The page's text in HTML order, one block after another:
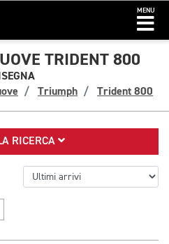
MENU
TRIDENT 800
Triumph Trident 800
RICERCA